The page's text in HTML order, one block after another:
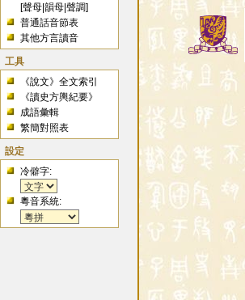
[聲母 |韻母 |聲調]
普通話音節表
其他方言讀音
工具
《說文》全文索引
《讀史方輿紀要》
成語彙輯
繁簡對照表
設定
冷僻字:
粵音系統: